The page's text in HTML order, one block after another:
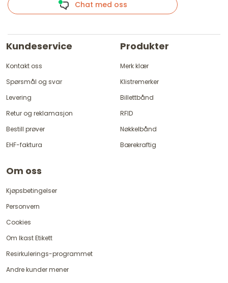
Chat med oss
Kundeservice
Kontakt oss
Spørsmål og svar
Levering
Retur og reklamasjon
Bestill prøver
EHF-faktura
Produkter
Merk klær
Klistremerker
Billettbånd
RFID
Nøkkelbånd
Bærekraftig
Om oss
Kjøpsbetingelser
Personvern
Cookies
Om Ikast Etikett
Resirkulerings-programmet
Andre kunder mener